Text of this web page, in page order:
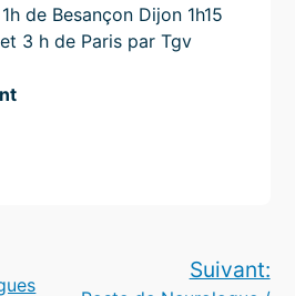
de Besançon Dijon 1h15
3 h de Paris par Tgv
Suivant: